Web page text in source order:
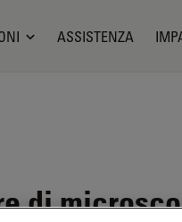
ASSISTENZA
di